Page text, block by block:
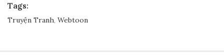
Tags:
Truyện Tranh, Webtoon